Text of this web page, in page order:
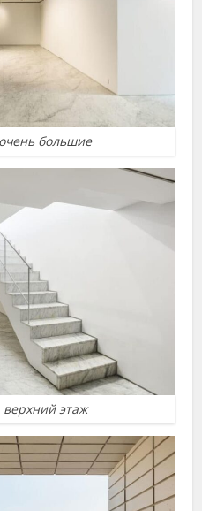
большие
этаж